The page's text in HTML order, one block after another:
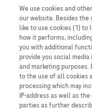
informasjon som ellers
Vennligst vær
informasjon som muligens
prosess, regulering,
Roche har ikke alltid
vil fjerne villedende eller
Vi har ikke ansvar for
Kopiering av materiale fra
tillatt uten avtale.
We use cookies and
our website. Besides
like to use cookies (1) to
how it performs,
you with additional
provide you social
and marketing
to the use of all cookies
processing which may
IP-address as well as
parties as further